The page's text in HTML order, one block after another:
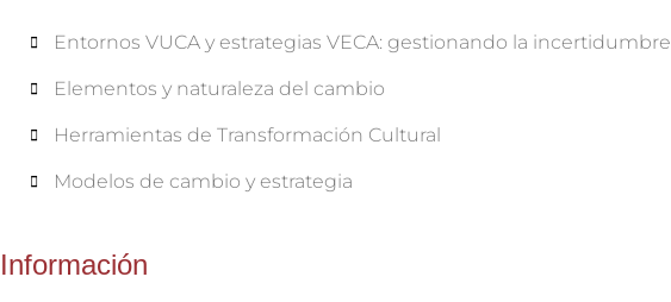
Entornos VUCA y estrategias VECA: gestionando la incertidumbre
Elementos y naturaleza del cambio
Herramientas de Transformación Cultural
Modelos de cambio y estrategia
Información